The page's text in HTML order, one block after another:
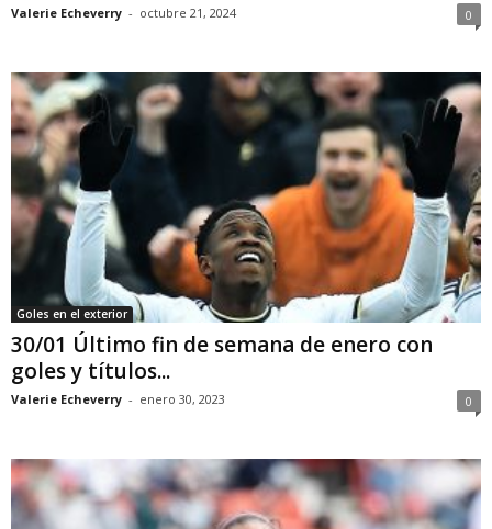
Valerie Echeverry - octubre 21, 2024 0
Goles en el exterior
30/01 Último fin de semana de enero con
goles y títulos...
Valerie Echeverry - enero 30, 2023 0